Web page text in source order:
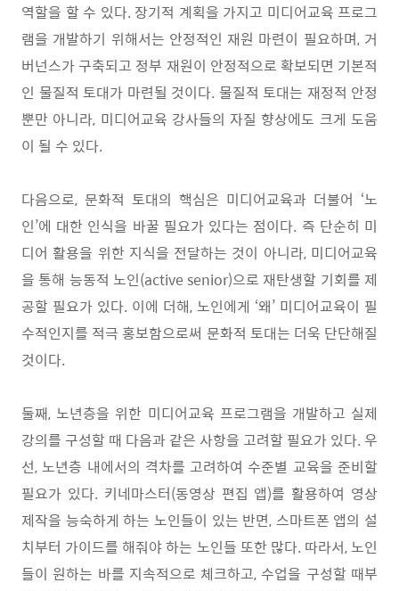
역할을 할 수 있다. 장기적 계획을 가지고 미디어교육 프로그
램을 개발하기 위해서는 안정적인 재원 마련이 필요하며, 거
버넌스가 구축되고 정부 재원이 안정적으로 확보되면 기본적
인 물질적 토대가 마련될 것이다. 물질적 토대는 재정적 안정
뿐만 아니라, 미디어교육 강사들의 자질 향상에도 크게 도움
이 될 수 있다.
다음으로, 문화적 토대의 핵심은 미디어교육과 더불어 ‘노
인’에 대한 인식을 바꿀 필요가 있다는 점이다. 즉 단순히 미
디어 활용을 위한 지식을 전달하는 것이 아니라, 미디어교육
을 통해 능동적 노인(active senior)으로 재탄생할 기회를 제
공할 필요가 있다. 이에 더해, 노인에게 ‘왜’ 미디어교육이 필
수적인지를 적극 홍보함으로써 문화적 토대는 더욱 단단해질
것이다.
둘째,노년층을 위한 미디어교육 프로그램을 개발하고 실제
강의를 구성할 때 다음과 같은 사항을 고려할 필요가 있다. 우
선,노년층 내에서의 격차를 고려하여 수준별 교육을 준비할
필요가 있다. 키네마스터(동영상 편집 앱)를 활용하여 영상
제작을 능숙하게 하는 노인들이 있는 반면, 스마트폰 앱의 설
치부터 가이드를 해줘야 하는 노인들 또한 많다. 따라서,노인
들이 원하는 바를 지속적으로 체크하고, 수업을 구성할 때부